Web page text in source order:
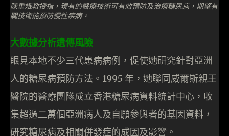
陳重娥教授指，現有的醫療技術可有效預防及治療糖尿病，期望有
關技術能預防慢性疾病。
大數據分析遺傳風險
眼見本地不少三代患病病例，促使她研究針對亞洲
人的糖尿病預防方法。1995 年，她聯同威爾斯親王
醫院的醫療團隊成立香港糖尿病資料統計中心，收
集超過二萬個亞洲病人及自願參與者的基因資料，
研究糖尿病及相關併發症的成因及影響。